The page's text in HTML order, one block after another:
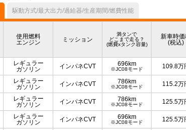
駆動方式/最大出力/過給器/生産期間/燃費性能
使用燃料
エンジン
ミッション
満タンで
どこまで走る？
(燃費xタンク容量)
新車時
(税込)
レギュラー
ガソリン
インパネCVT 696km
※JC08モード 109.8万
レギュラー
ガソリン
インパネCVT 786km
※JC08モード 115.2万
レギュラー
ガソリン
インパネCVT 786km
※JC08モード 125.5万
レギュラー
ガソリン
インパネCVT 696km
※JC08モード 125.5万